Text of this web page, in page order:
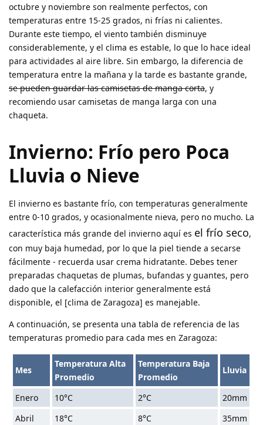
octubre y noviembre son realmente perfectos, con
temperaturas entre 15-25 grados, ni frías ni calientes.
Durante este tiempo, el viento también disminuye
considerablemente, y el clima es estable, lo que lo hace ideal
para actividades al aire libre. Sin embargo, la diferencia de
temperatura entre la mañana y la tarde es bastante grande,
se pueden guardar las camisetas de manga corta, y
recomiendo usar camisetas de manga larga con una
chaqueta.
Invierno: Frío pero Poca
Lluvia o Nieve
El invierno es bastante frío, con temperaturas generalmente
entre 0-10 grados, y ocasionalmente nieva, pero no mucho. La
característica más grande del invierno aquí es el frío seco,
con muy baja humedad, por lo que la piel tiende a secarse
fácilmente - recuerda usar crema hidratante. Debes tener
preparadas chaquetas de plumas, bufandas y guantes, pero
dado que la calefacción interior generalmente está
disponible, el [clima de Zaragoza] es manejable.
A continuación, se presenta una tabla de referencia de las
temperaturas promedio para cada mes en Zaragoza:
Mes
Temperatura Alta
Promedio
Temperatura Baja
Promedio
Lluvia
Enero 10°C 2°C
20mm
Abril
18°C 8°C
35mm